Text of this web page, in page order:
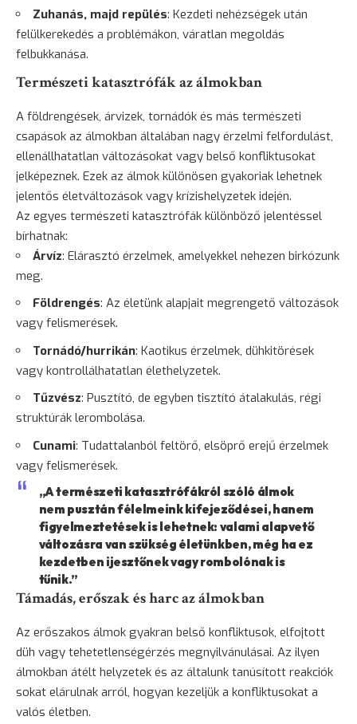
Zuhanás, majd repülés: Kezdeti nehézségek után
felülkerekedés a problémákon, váratlan megoldás
felbukkanása.
Természeti katasztrófák az álmokban
A földrengések, árvizek, tornádók és más természeti
csapások az álmokban általában nagy érzelmi felfordulást,
ellenállhatatlan változásokat vagy belső konfliktusokat
jelképeznek. Ezek az álmok különösen gyakoriak lehetnek
jelentős életváltozások vagy krízishelyzetek idején.
Az egyes természeti katasztrófák különböző jelentéssel
bírhatnak:
Árvíz: Elárasztó érzelmek, amelyekkel nehezen birkózunk
meg.
Földrengés: Az életünk alapjait megrengető változások
vagy felismerések.
Tornádó/hurrikán: Kaotikus érzelmek, dühkitörések
vagy kontrollálhatatlan élethelyzetek.
Tűzvész: Pusztító, de egyben tisztító átalakulás, régi
struktúrák lerombolása.
Cunami: Tudattalanból feltörő, elsöprő erejű érzelmek
vagy felismerések.
„A természeti katasztrófákról szóló álmok
nem pusztán félelmeink kifejeződései, hanem
figyelmeztetések is lehetnek: valami alapvető
változásra van szükség életünkben, még ha ez
kezdetben ijesztőnek vagy rombolónak is
tűnik.”
Támadás, erőszak és harc az álmokban
Az erőszakos álmok gyakran belső konfliktusok, elfojtott
düh vagy tehetetlenségérzés megnyilvánulásai. Az ilyen
álmokban átélt helyzetek és az általunk tanúsított reakciók
sokat elárulnak arról, hogyan kezeljük a konfliktusokat a
valós életben.